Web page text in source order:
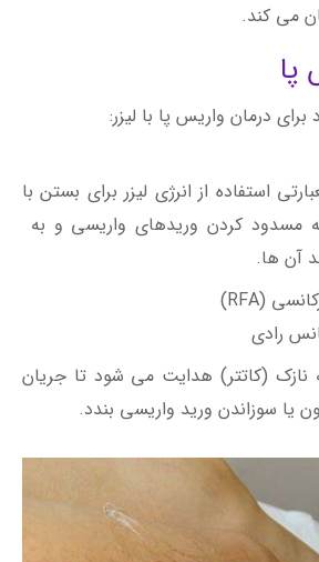
می کند.
درمان واریس پا با لیزر:
استفاده از انرژی لیزر برای بستن با
مسدود کردن وریدهای واریسی و به
آن ها.
رادی
نازک (کاتتر) هدایت می شود تا جریان
یا سوزاندن ورید واریسی بندد.